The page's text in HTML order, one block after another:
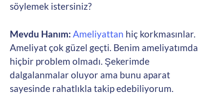
söylemek istersiniz?
Mevdu Hanım: Ameliyattan hiç korkmasınlar.
Ameliyat çok güzel geçti. Benim ameliyatımda
hiçbir problem olmadı. Şekerimde
dalgalanmalar oluyor ama bunu aparat
sayesinde rahatlıkla takip edebiliyorum.